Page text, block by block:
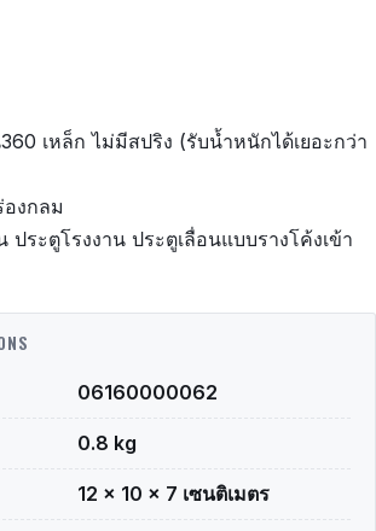
เหล็ก ไม่มีสปริง (รับน้ำหนักได้เยอะกว่า
งกลม
ประตูโรงงาน ประตูเลื่อนแบบรางโค้งเข้า
06160000062
0.8 kg
12 × 10 × 7 เซนติเมตร